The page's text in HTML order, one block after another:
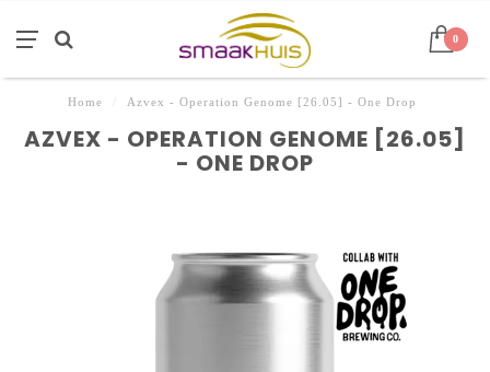
0
Home Azvex - Operation Genome [26.05] - One Drop
AZVEX - OPERATION GENOME [26.05]
- ONE DROP